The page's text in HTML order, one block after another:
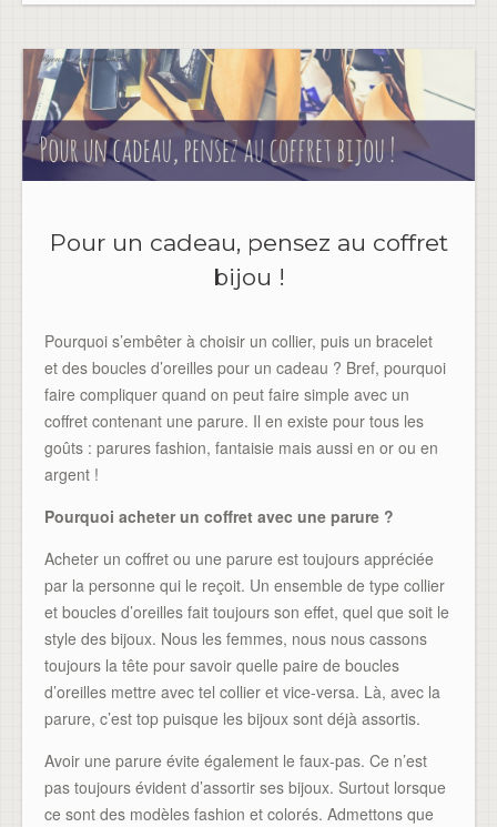
Pour un cadeau, pensez au coffret
bijou !
Pourquoi s’embêter à choisir un collier, puis un bracelet
et des boucles d’oreilles pour un cadeau ? Bref, pourquoi
faire compliquer quand on peut faire simple avec un
coffret contenant une parure. Il en existe pour tous les
goûts : parures fashion, fantaisie mais aussi en or ou en
argent !
Pourquoi acheter un coffret avec une parure ?
Acheter un coffret ou une parure est toujours appréciée
par la personne qui le reçoit. Un ensemble de type collier
et boucles d’oreilles fait toujours son effet, quel que soit le
style des bijoux. Nous les femmes, nous nous cassons
toujours la tête pour savoir quelle paire de boucles
d’oreilles mettre avec tel collier et vice-versa. Là, avec la
parure, c’est top puisque les bijoux sont déjà assortis.
Avoir une parure évite également le faux-pas. Ce n’est
pas toujours évident d’assortir ses bijoux. Surtout lorsque
ce sont des modèles fashion et colorés. Admettons que